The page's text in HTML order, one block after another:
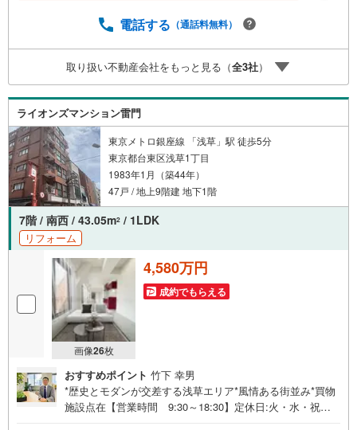
電話する （通話料無料）
取り扱い不動産会社をもっと見る（全3社）
ライオンズマンション雷門
東京メトロ銀座線 「浅草」駅 徒歩5分
東京都台東区浅草1丁目
1983年1月（築44年）
47戸 / 地上9階建 地下1階
7階 / 南西 / 43.05m2 / 1LDK
リフォーム
画像26枚
4,580万円
成約でもらえる
おすすめポイント 竹下 幸男
*歴史とモダンが交差する浅草エリア*風情ある街並み*買物
施設点在【営業時間 9:30～18:30】定休日:火・水・祝日